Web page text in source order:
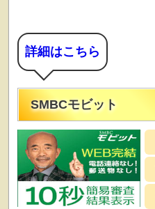
詳細はこちら
SMBCモビット